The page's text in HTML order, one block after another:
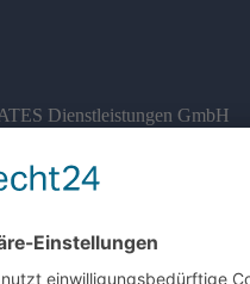
Dienstleistungen GmbH
96-100